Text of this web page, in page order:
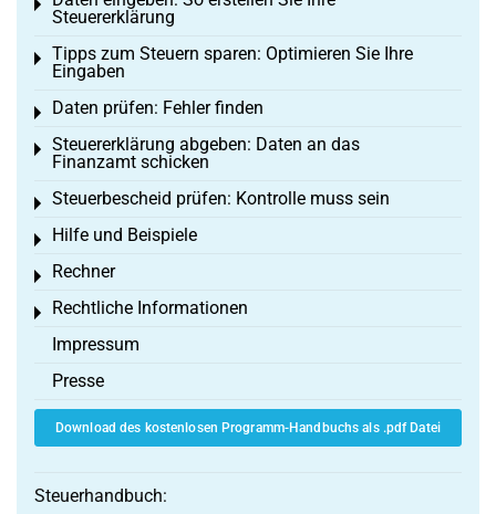
Steuererklärung
Toggle menu
Tipps zum Steuern sparen: Optimieren Sie Ihre
Eingaben
Toggle menu
Daten prüfen: Fehler finden
Toggle menu
Steuererklärung abgeben: Daten an das
Finanzamt schicken
Toggle menu
Steuerbescheid prüfen: Kontrolle muss sein
Toggle menu
Hilfe und Beispiele
Toggle menu
Rechner
Toggle menu
Rechtliche Informationen
Toggle menu
Impressum
Presse
Download des kostenlosen Programm-Handbuchs als .pdf Datei
Steuerhandbuch: